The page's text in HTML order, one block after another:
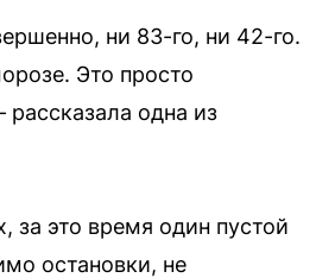
ни 83-го, ни 42-го.
Это просто
одна из
за это время один пустой
остановки, не